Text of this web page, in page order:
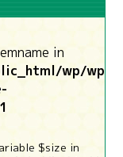
in
wp/wp-
$size in